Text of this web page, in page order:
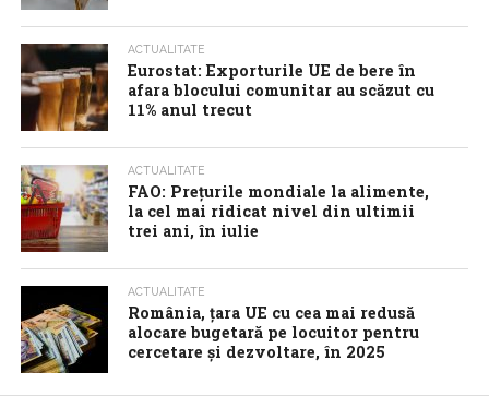
ACTUALITATE
Eurostat: Exporturile UE de bere în
afara blocului comunitar au scăzut cu
11% anul trecut
ACTUALITATE
FAO: Prețurile mondiale la alimente,
la cel mai ridicat nivel din ultimii
trei ani, în iulie
ACTUALITATE
România, țara UE cu cea mai redusă
alocare bugetară pe locuitor pentru
cercetare și dezvoltare, în 2025